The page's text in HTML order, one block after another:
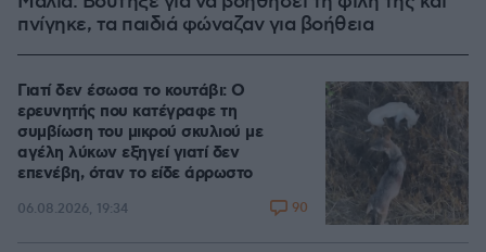
πνίγηκε, τα παιδιά φώναζαν για βοήθεια
Γιατί δεν έσωσα το κουτάβι: Ο
ερευνητής που κατέγραφε τη
συμβίωση του μικρού σκυλιού με
αγέλη λύκων εξηγεί γιατί δεν
επενέβη, όταν το είδε άρρωστο
06.08.2026, 19:34 90